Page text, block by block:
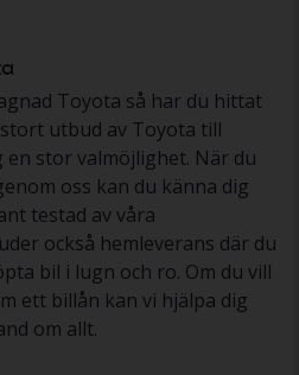
Toyota så har du hittat
utbud av Toyota till
stor valmöjlighet. När du
oss kan du känna dig
testad av våra
också hemleverans där du
bil i lugn och ro. Om du vill
ett billån kan vi hjälpa dig
om allt.